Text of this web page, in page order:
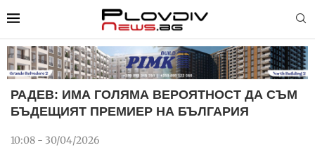
РАДЕВ: ИМА ГОЛЯМА ВЕРОЯТНОСТ ДА СЪМ
БЪДЕЩИЯТ ПРЕМИЕР НА БЪЛГАРИЯ
10:08 - 30/04/2026